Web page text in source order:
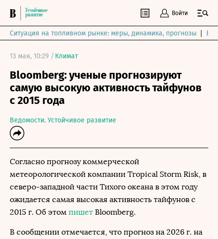
Войти
Ситуация на топливном рынке: меры, динамика, прогнозы
13 мая, 10:29 / Климат
Bloomberg: ученые прогнозируют
самую высокую активность тайфунов
с 2015 года
Ведомости. Устойчивое развитие
Согласно прогнозу коммерческой
метеорологической компании Tropical Storm Risk, в
северо-западной части Тихого океана в этом году
ожидается самая высокая активность тайфунов с
2015 г. Об этом пишет Bloomberg.
В сообщении отмечается, что прогноз на 2026 г. на